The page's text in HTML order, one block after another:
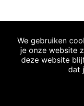
We gebruiken
je onze website
deze website
dat